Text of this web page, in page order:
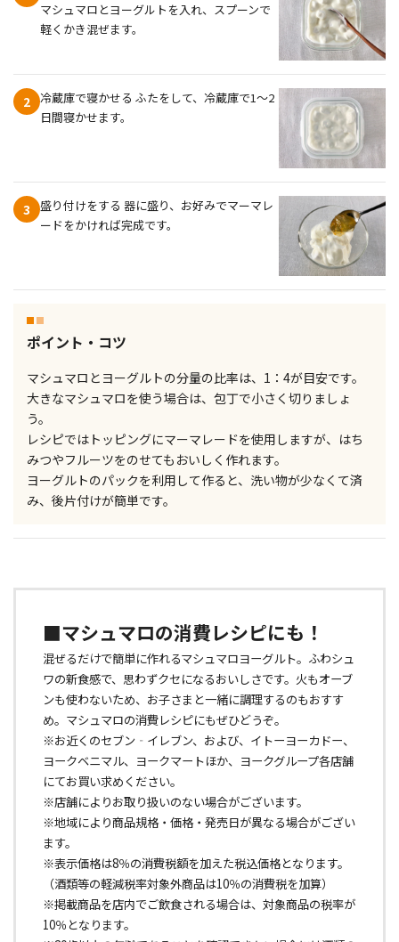
マシュマロとヨーグルトを入れ、スプーンで
軽くかき混ぜます。
2 冷蔵庫で寝かせる ふたをして、冷蔵庫で1〜2
日間寝かせます。
3
盛り付けをする 器に盛り、お好みでマーマレ
ードをかければ完成です。
ポイント・コツ
マシュマロとヨーグルトの分量の比率は、1：4が目安です。
大きなマシュマロを使う場合は、包丁で小さく切りましょ
う。
レシピではトッピングにマーマレードを使用しますが、はち
みつやフルーツをのせてもおいしく作れます。
ヨーグルトのパックを利用して作ると、洗い物が少なくて済
み、後片付けが簡単です。
■マシュマロの消費レシピにも！
混ぜるだけで簡単に作れるマシュマロヨーグルト。ふわシュ
ワの新食感で、思わずクセになるおいしさです。火もオーブ
ンも使わないため、お子さまと一緒に調理するのもおすす
め。マシュマロの消費レシピにもぜひどうぞ。
※お近くのセブン‐イレブン、および、イトーヨーカドー、
ヨークベニマル、ヨークマートほか、ヨークグループ各店舗
にてお買い求めください。
※店舗によりお取り扱いのない場合がございます。
※地域により商品規格・価格・発売日が異なる場合がござい
ます。
※表示価格は8％の消費税額を加えた税込価格となります。
（酒類等の軽減税率対象外商品は10％の消費税を加算）
※掲載商品を店内でご飲食される場合は、対象商品の税率が
10％となります。